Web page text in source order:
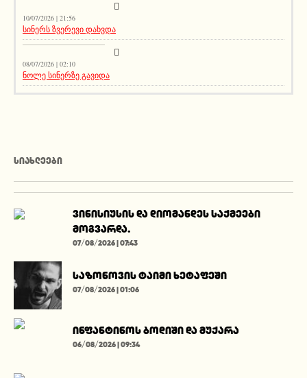
10/07/2026 | 21:56
სინერს ზვერევი დახვდა
სიახლეები
08/07/2026 | 02:10
ნოლე სინერზე გავიდა
ᲡᲘᲐᲮᲚᲔᲔᲑᲘ
ვინისიუსის და დიომანდეს საქმეები
მოგვარდა.
07/08/2026 | 07:43
საზონოვის ტაიმი ხეტაფეში
07/08/2026 | 01:06
ინფანტინოს ბოდიში და მუქარა
06/08/2026 | 09:34